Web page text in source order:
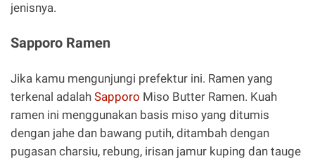
jenisnya.
Sapporo Ramen
Jika kamu mengunjungi prefektur ini. Ramen yang
terkenal adalah Sapporo Miso Butter Ramen. Kuah
ramen ini menggunakan basis miso yang ditumis
dengan jahe dan bawang putih, ditambah dengan
pugasan charsiu, rebung, irisan jamur kuping dan tauge